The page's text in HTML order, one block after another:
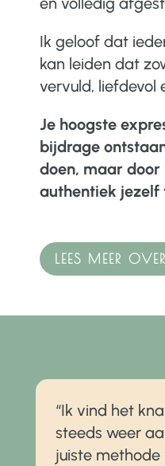
Ik geloof dat
kan leiden dat
vervuld, liefdevol
Je hoogste
bijdrage
doen, maar
authentiek jezelf
LEES MEER
“Ik vind het
steeds weer
juiste methode